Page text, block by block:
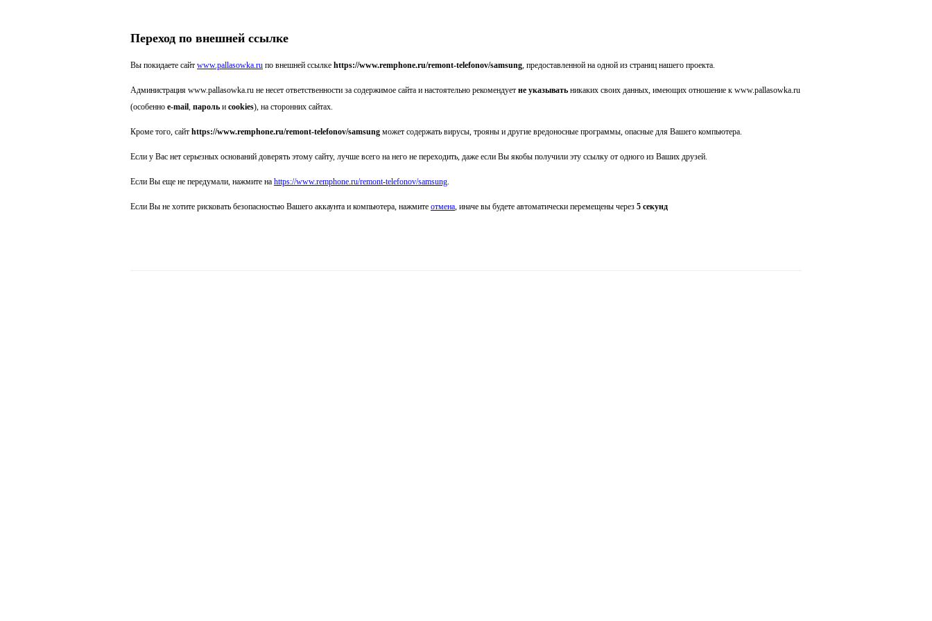
Переход по внешней ссылке
Вы покидаете сайт www.pallasowka.ru по внешней ссылке https://www.remphone.ru/remont-telefonov/samsung, предоставленной на одной из страниц нашего проекта.
Администрация www.pallasowka.ru не несет ответственности за содержимое сайта и настоятельно рекомендует не указывать никаких своих данных, имеющих отношение к www.pallasowka.ru
(особенно e-mail, пароль и cookies), на сторонних сайтах.
Кроме того, сайт https://www.remphone.ru/remont-telefonov/samsung может содержать вирусы, трояны и другие вредоносные программы, опасные для Вашего компьютера.
Если у Вас нет серьезных оснований доверять этому сайту, лучше всего на него не переходить, даже если Вы якобы получили эту ссылку от одного из Ваших друзей.
Если Вы еще не передумали, нажмите на https://www.remphone.ru/remont-telefonov/samsung.
Если Вы не хотите рисковать безопасностью Вашего аккаунта и компьютера, нажмите отмена, иначе вы будете автоматически перемещены через 5 секунд